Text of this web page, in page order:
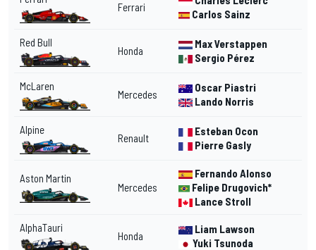
Ferrari
Carlos Sainz
Red Bull
Honda
Max Verstappen
Sergio Pérez
McLaren
Mercedes
Oscar Piastri
Lando Norris
Alpine
Renault
Esteban Ocon
Pierre Gasly
Aston Martin
Mercedes
Fernando Alonso
Felipe Drugovich*
Lance Stroll
AlphaTauri
Honda
Liam Lawson
Yuki Tsunoda